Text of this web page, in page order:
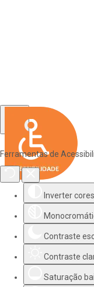
Ferramentas de
Inverter cores
Contraste
Contraste
Saturação